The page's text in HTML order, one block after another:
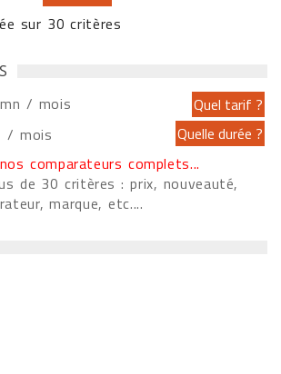
sur 30 critères
mn / mois
/ mois
comparateurs complets...
de 30 critères : prix, nouveauté,
marque, etc....